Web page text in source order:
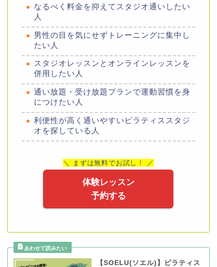
なるべく料金を抑えてスタジオ通いしたい
人
男性の目を気にせずトレーニングに集中し
たい人
スタジオレッスンとオンラインレッスンを
併用したい人
通い放題・受け放題プランで運動習慣を身
につけたい人
利便性が高く通いやすいピラティススタジ
オを探している人
＼ まずは無料でお試し！ ／
体験レッスン
予約する
【SOELU(ソエル)】ピラティス